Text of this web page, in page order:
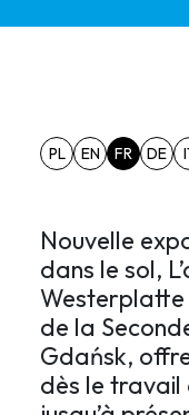
PL EN FR DE
Nouvelle
dans le sol,
Westerplatte
de la
Gdańsk,
dès le travail